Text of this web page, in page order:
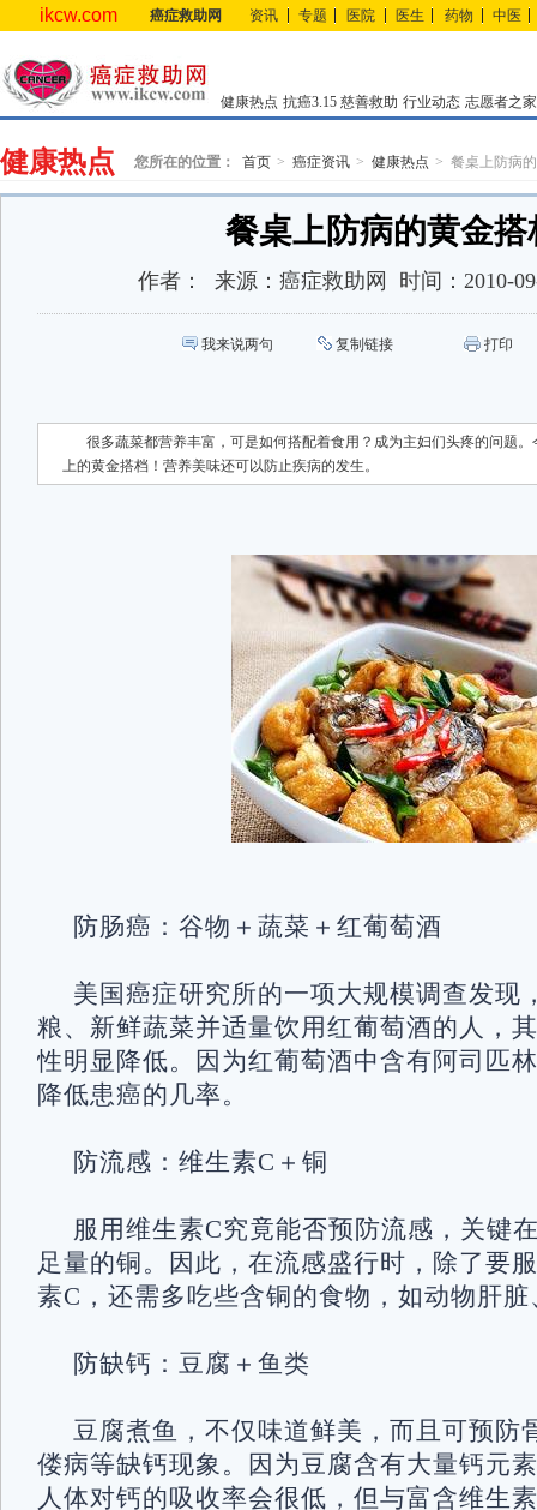
ikcw.com 癌症救助网 资讯 专题 医院 医生 药物 中医
健康热点 抗癌3.15 慈善救助 行业动态 志愿者之家
健康热点 您所在的位置： 首页 癌症资讯 健康热点 餐桌上防病
餐桌上防病的黄金搭
作者： 来源： 癌症救助网 时间： 2010-
我来说两句 复制链接 打印
很多蔬菜都营养丰富，可是如何搭配着食用？成为主妇们头疼的问题
上的黄金搭档！营养美味还可以防止疾病的发生。
防肠癌：谷物＋蔬菜＋红葡萄酒
美国癌症研究所的一项大规模调查发现
粮、新鲜蔬菜并适量饮用红葡萄酒的人，
性明显降低。因为红葡萄酒中含有阿司匹
降低患癌的几率。
防流感：维生素C＋铜
服用维生素C究竟能否预防流感，关键
足量的铜。因此，在流感盛行时，除了要
素C，还需多吃些含铜的食物，如动物肝
防缺钙：豆腐＋鱼类
豆腐煮鱼，不仅味道鲜美，而且可预防
偻病等缺钙现象。因为豆腐含有大量钙元
人体对钙的吸收率会很低，但与富含维生